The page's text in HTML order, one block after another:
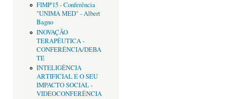
FIMP'15 - Conferência
"UNIMA MED" - Albert
Bagno
INOVAÇÃO
TERAPÊUTICA -
CONFERÊNCIA/DEBA
TE
INTELIGÊNCIA
ARTIFICIAL E O SEU
IMPACTO SOCIAL -
VIDEOCONFERÊNCIA